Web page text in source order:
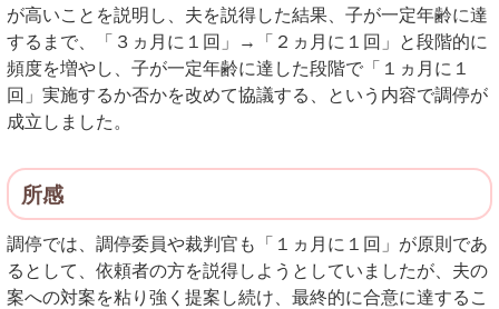
が高いことを説明し、夫を説得した結果、子が一定年齢に達
するまで、「３ヵ月に１回」→「２ヵ月に１回」と段階的に
頻度を増やし、子が一定年齢に達した段階で「１ヵ月に１
回」実施するか否かを改めて協議する、という内容で調停が
成立しました。
所感
調停では、調停委員や裁判官も「１ヵ月に１回」が原則であ
るとして、依頼者の方を説得しようとしていましたが、夫の
案への対案を粘り強く提案し続け、最終的に合意に達するこ